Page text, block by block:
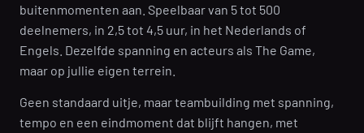
buitenmomenten aan. Speelbaar van 5 tot 500
deelnemers, in 2,5 tot 4,5 uur, in het Nederlands of
Engels. Dezelfde spanning en acteurs als The Game,
maar op jullie eigen terrein.
Geen standaard uitje, maar teambuilding met spanning,
tempo en een eindmoment dat blijft hangen, met